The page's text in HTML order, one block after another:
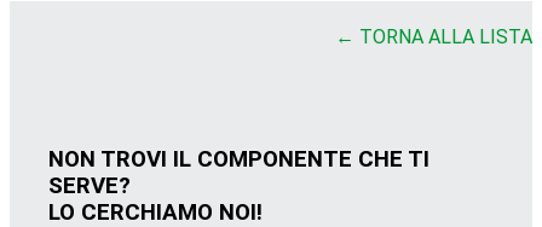
← TORNA ALLA LISTA
NON TROVI IL COMPONENTE CHE TI
SERVE?
LO CERCHIAMO NOI!